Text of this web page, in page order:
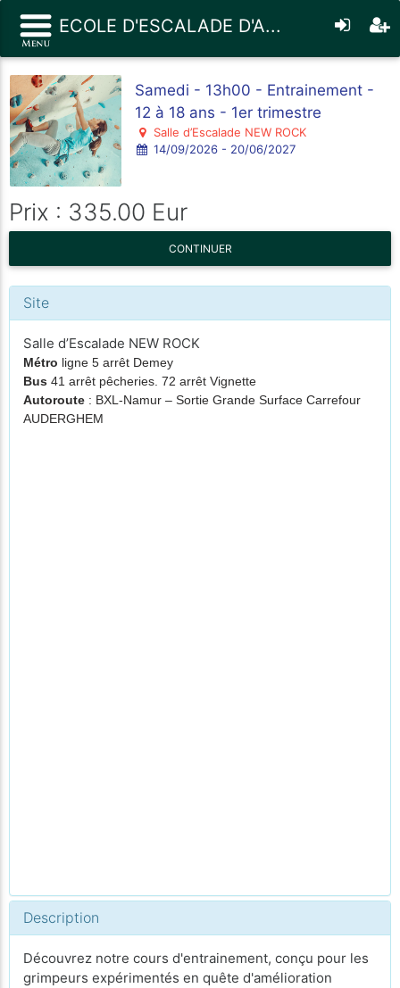
ECOLE D'ESCALADE D'A...
Samedi - 13h00 - Entrainement -
12 à 18 ans - 1er trimestre
Salle d’Escalade NEW ROCK
14/09/2026 - 20/06/2027
Prix : 335.00 Eur
CONTINUER
Site
Salle d’Escalade NEW ROCK
Métro ligne 5 arrêt Demey
Bus 41 arrêt pêcheries. 72 arrêt Vignette
Autoroute : BXL-Namur – Sortie Grande Surface Carrefour
AUDERGHEM
Description
Découvrez notre cours d'entrainement, conçu pour les
grimpeurs expérimentés en quête d'amélioration